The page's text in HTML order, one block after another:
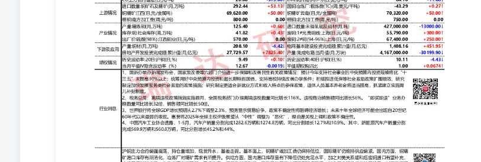
上海(日,元/吨)废铜:2#铜(94-96%):上海(日,元/吨) 427,000.00 55,790.0067,400.00 -13000.00↓+300.00↑+250.00↑ 下游及应
材(月,万吨)房地产开发投资完成额:累计值(月,亿元) 208.1027,729.57 -4.42↓+7825.40↑ 电网基本建设投资完成额:累计值
产量:集成电路:当月值(月,万块) 1,408.164,167,000.00 +451.95↑-30199.90↓ 期权情况 历史波动率:20日:沪铜(日,%)当月
波动率（%） 9.49 12.67 +0.10↑-0.0019↓ 历史波动率:40日:沪铜(日,%)平值期权购沽比 10.11 1.00 -4.43↓+0.0674↑ 行业
新办举办新闻发布会，国家发改委等六部门介绍进一步保障和改善民生有关政策情况：预计今年支持社会事业的中央
规模将比“十三五”末提高30%以上；统筹用好中央预算内投资和超长期特别国债，支持高校持续改善办学条件；积极
社会救助政策扩围增效，研究制定加快发展服务类社会救助的政策措施；研究制定更适合新就业方式和收入特点的参
休人员基本养老金将适当提高，抓紧建立实施育儿补贴制度。2、税务总局：离境退税政策措施实施首月，全国税务部
境退税数量同比增长116%。退税商店销售额同比增长56%。“即买即退”业务办理数量同比增长32倍，销售额同比增长
世界银行将全球GDP增长预期从2.7%下调至2.3%，预测显示贸易纷争、政策不确定性将阻碍经济增长；未来十年全球
会出现自20世纪60年代以来最弱的表现。惠誉将2025年全球主权评级展望从“中性”调整为“恶化”，理由是关税上调和
能源汽车产销量分别完成569.9万辆和560.8万辆，同比分别增长45.2%和44%。 观点总结 沪铜主力合约偏强震荡，持